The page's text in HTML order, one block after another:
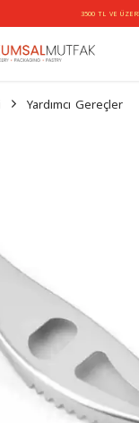
3500 TL VE ÜZERİ ÜCRETSİZ KARGO
Yardımcı Gereçler